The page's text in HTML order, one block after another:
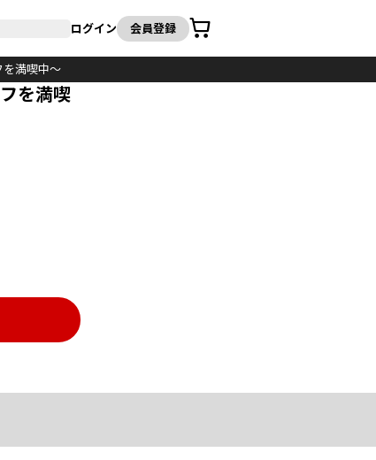
ログイン 会員登録
カート
を満喫中～
を満喫